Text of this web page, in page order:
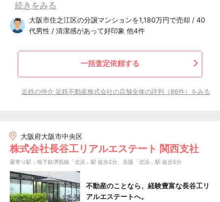
続きをみる
大阪市住之江区の分譲マンションを1,180万円で売却 / 40
代男性 / 清潔感があって好印象 他4件
一括査定依頼する
近鉄の仲介 近鉄不動産株式会社の店舗全体の評判（86件）をみる
大阪府大阪市中央区
株式会社長谷工リアルエステート 関西支社
最寄り駅：地下鉄堺筋線「北浜」駅 徒歩2分、京阪「北浜」駅 徒歩5分
不動産のことなら、経験豊富な長谷工リ
アルエステートへ。